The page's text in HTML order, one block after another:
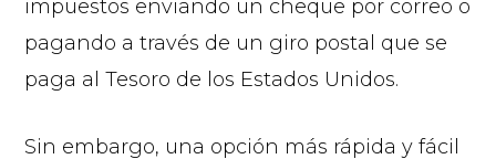
impuestos enviando un cheque por correo o
pagando a través de un giro postal que se
paga al Tesoro de los Estados Unidos.
Sin embargo, una opción más rápida y fácil